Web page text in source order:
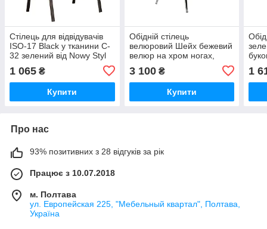
Стілець для відвідувачів
ISO-17 Black у тканини C-
32 зелений від Nowy Styl
1 065 ₴
Купити
Обідній стілець
велюровий Шейх бежевий
велюр на хром ногах,
3 100₴
Купити
1
Про нас
93% позитивних з 28 відгуків за рік
Працює з 10.07.2018
м. Полтава
ул. Европейская 225, "Мебельный квартал", Полтава,
Україна